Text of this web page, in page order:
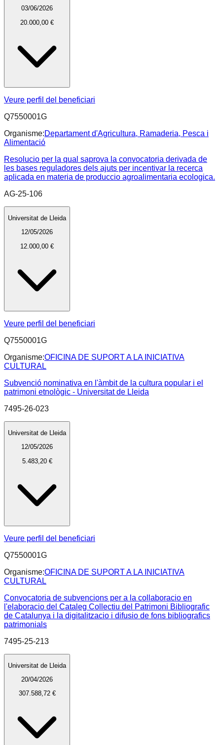
03/06/2026
20.000,00 €
Veure perfil del beneficiari
Q7550001G
Organisme:Departament d'Agricultura, Ramaderia, Pesca i
Alimentació
Resolucio per la qual saprova la convocatoria derivada de
les bases reguladores dels ajuts per incentivar la recerca
aplicada en materia de produccio agroalimentaria ecologica.
AG-25-106
Universitat de Lleida
12/05/2026
12.000,00 €
Veure perfil del beneficiari
Q7550001G
Organisme:OFICINA DE SUPORT A LA INICIATIVA
CULTURAL
Subvenció nominativa en l'àmbit de la cultura popular i el
patrimoni etnològic - Universitat de Lleida
7495-26-023
Universitat de Lleida
12/05/2026
5.483,20 €
Veure perfil del beneficiari
Q7550001G
Organisme:OFICINA DE SUPORT A LA INICIATIVA
CULTURAL
Convocatoria de subvencions per a la collaboracio en
l'elaboracio del Cataleg Collectiu del Patrimoni Bibliografic
de Catalunya i la digitalitzacio i difusio de fons bibliografics
patrimonials
7495-25-213
Universitat de Lleida
20/04/2026
307.588,72 €